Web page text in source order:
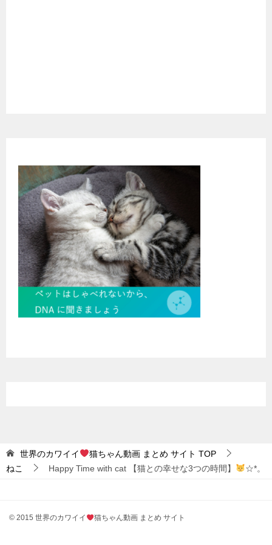
世界のカワイイ 猫ちゃん動画 まとめ サイト TOP
ねこ
Happy Time with cat 【猫との幸せな3つの時間】 ☆*。
© 2015 世界のカワイイ 猫ちゃん動画 まとめ サイト